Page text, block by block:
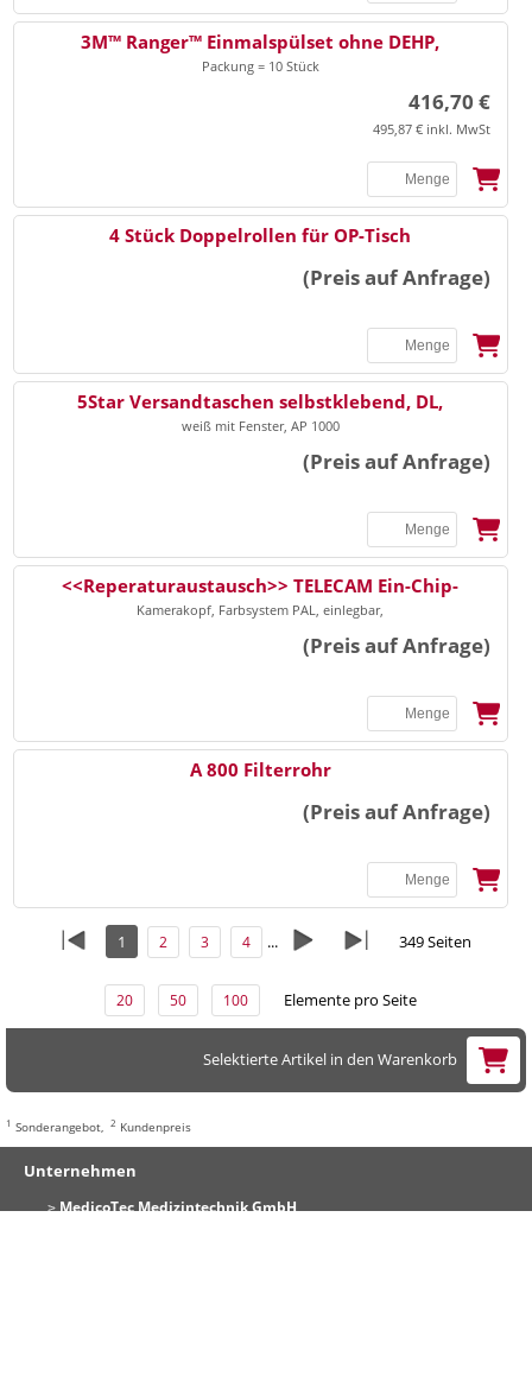
3M™ Ranger™ Einmalspülset ohne DEHP,
Packung = 10 Stück
416,70 €
495,87 € inkl. MwSt
4 Stück Doppelrollen für OP-Tisch
(Preis auf Anfrage)
5Star Versandtaschen selbstklebend, DL,
weiß mit Fenster, AP 1000
(Preis auf Anfrage)
<<Reperaturaustausch>> TELECAM Ein-Chip-
Kamerakopf, Farbsystem PAL, einlegbar,
(Preis auf Anfrage)
A 800 Filterrohr
(Preis auf Anfrage)
1 2 3 4 ... 349 Seiten
20 50 100 Elemente pro Seite
Selektierte Artikel in den Warenkorb
1 Sonderangebot, 2 Kundenpreis
Unternehmen
MedicoTec Medizintechnik GmbH